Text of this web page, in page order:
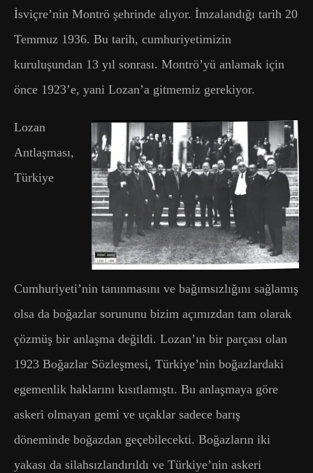
İsviçre’nin Montrö şehrinde alıyor. İmzalandığı tarih 20
Temmuz 1936. Bu tarih, cumhuriyetimizin
kuruluşundan 13 yıl sonrası. Montrö’yü anlamak için
önce 1923’e, yani Lozan’a gitmemiz gerekiyor.
Lozan
Antlaşması,
Türkiye
Cumhuriyeti’nin tanınmasını ve bağımsızlığını sağlamış
olsa da boğazlar sorununu bizim açımızdan tam olarak
çözmüş bir anlaşma değildi. Lozan’ın bir parçası olan
1923 Boğazlar Sözleşmesi, Türkiye’nin boğazlardaki
egemenlik haklarını kısıtlamıştı. Bu anlaşmaya göre
askeri olmayan gemi ve uçaklar sadece barış
döneminde boğazdan geçebilecekti. Boğazların iki
yakası da silahsızlandırıldı ve Türkiye’nin askeri